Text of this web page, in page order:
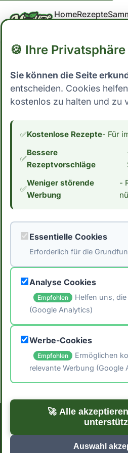
HomeRezepte
Home→Blog→ Hauptgerichte
Previous 1 2 … 10
🖨️ Artikel
← Zurück zu Blog
Zur Startseite →
Impressum
🍪 Ihre
Sie können die Seite
entscheiden. Cookies
kostenlos zu halten und zu
✅Kostenlose Rezepte- Für
✅
Bessere
Rezeptvorschläge
✅
Weniger störende
Werbung
-
Essentielle Cookies
Erforderlich für die
Analyse Cookies
Empfohlen
Helfen uns,
(Google Analytics)
Werbe-Cookies
Empfohlen
Ermöglichen
relevante Werbung (Google
🚀 Alle
Auswahl